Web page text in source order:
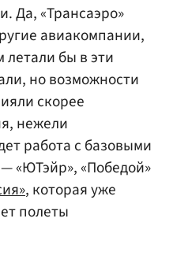
Да, «Трансаэро»
авиакомпании,
летали бы в эти
но возможности
скорее
нежели
работа с базовыми
«ЮТэйр», «Победой»
, которая уже
полеты